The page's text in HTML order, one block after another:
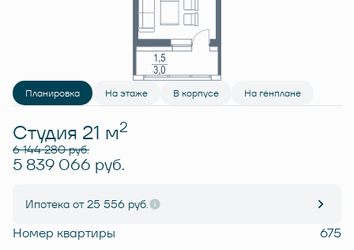
Планировка На этаже В корпусе На генплане
Студия 21 м2
6 144 280 руб.
5 839 066 руб.
Ипотека от 25 556 руб.
Номер квартиры 675